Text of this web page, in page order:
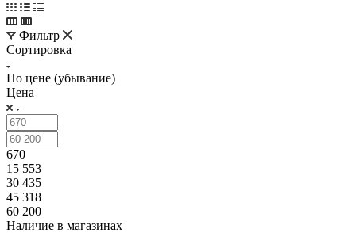
Фильтр
Сортировка
По цене (убывание)
Цена
670
15 553
30 435
45 318
60 200
Наличие в магазинах